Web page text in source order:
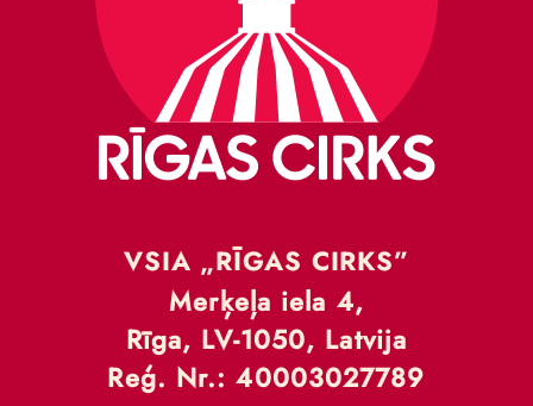
VSIA „RĪGAS CIRKS”
Merķeļa iela 4,
Rīga, LV-1050, Latvija
Reģ. Nr.: 40003027789